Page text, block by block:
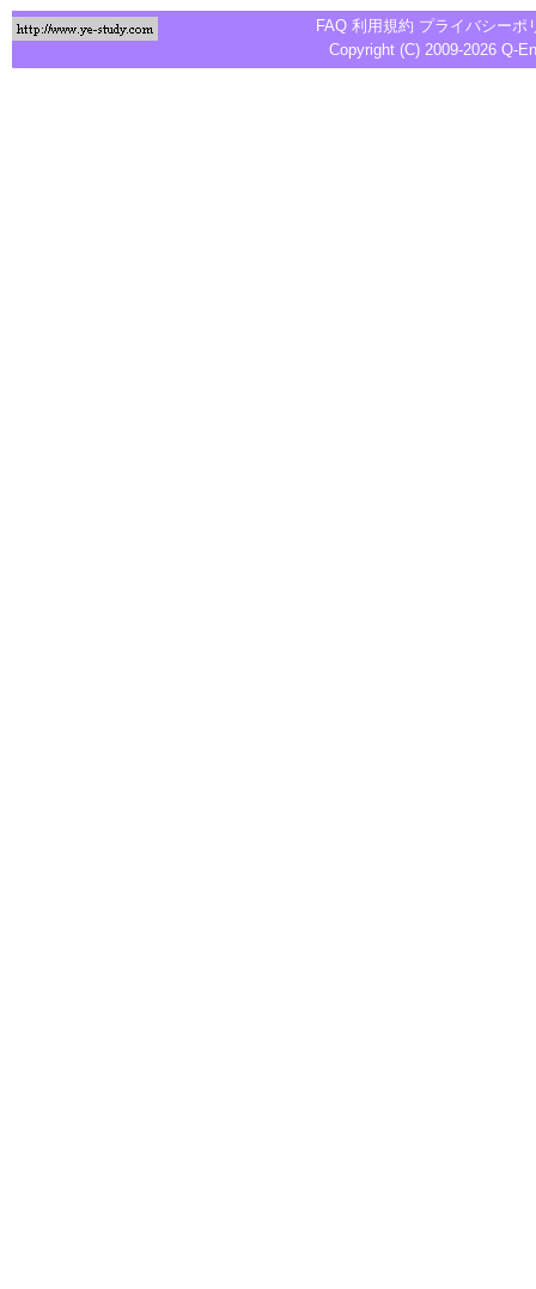
FAQ 利用規約 プライバシーポ
Copyright (C) 2009-2026 Q-